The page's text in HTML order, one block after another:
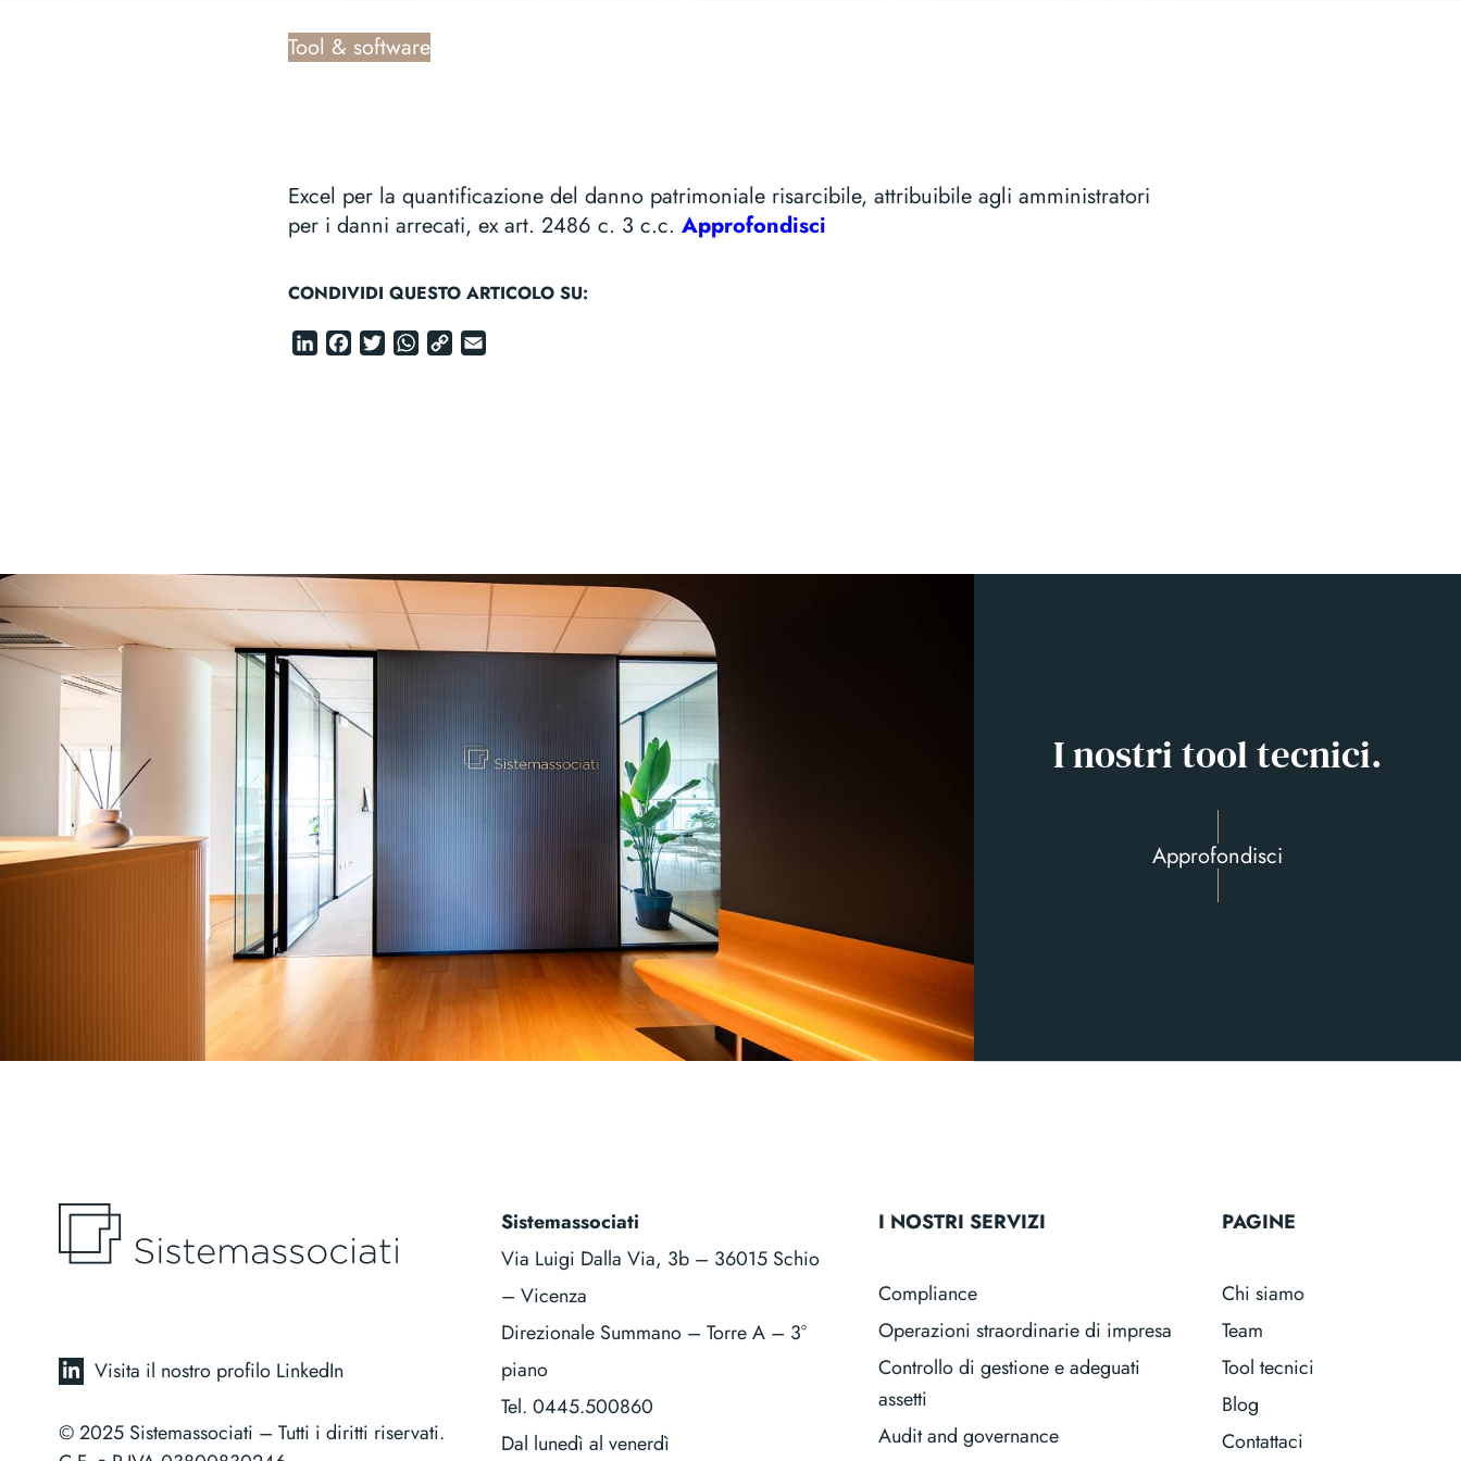
Tool & software
Excel per la quantificazione del danno patrimoniale risarcibile, attribuibile agli amministratori
per i danni arrecati, ex art. 2486 c. 3 c.c. Approfondisci
CONDIVIDI QUESTO ARTICOLO SU:
LinkedIn
Facebook
Twitter
WhatsApp
CopyEmail
I nostri tool tecnici.
Approfondisci
Visita il nostro profilo LinkedIn
© 2025 Sistemassociati – Tutti i diritti riservati.
Sistemassociati
Via Luigi Dalla Via, 3b – 36015 Schio
– Vicenza
Direzionale Summano – Torre A – 3°
piano
Tel. 0445.500860
Dal lunedì al venerdì
I NOSTRI SERVIZI
Compliance
Operazioni straordinarie di impresa
Controllo di gestione e adeguati
assetti
Audit and governance
PAGINE
Chi siamo
Team
Tool tecnici
Blog
Contattaci